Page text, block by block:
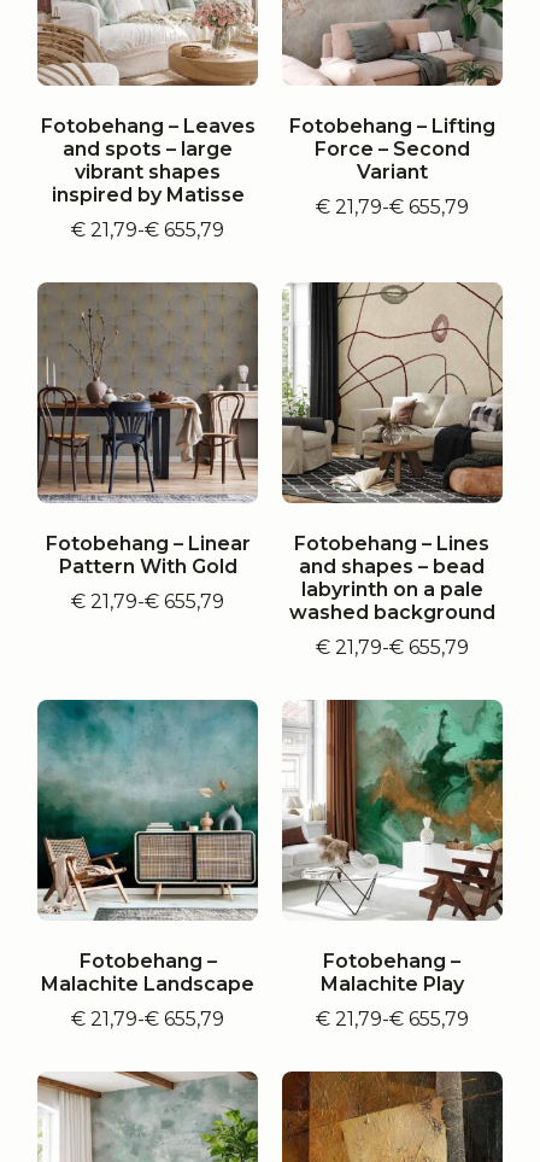
Fotobehang – Leaves
and spots – large
vibrant shapes
inspired by Matisse
€ 21,79-€ 655,79
Prijsklasse:
tot
€ 655,79
Fotobehang – Lifting
Force – Second
Variant
€21,79-€655,79
Prijsklasse:
€ 655,79
Fotobehang – Linear
Pattern With Gold
€ 21,79-€ 655,79
Prijsklasse:
Fotobehang – Lines
and shapes – bead
labyrinth on a pale
washed background
€21,79-€655,79
Prijsklasse:
tot
€ 655,79
Fotobehang –
Malachite Landscape
€ 21,79-€ 655,79
Prijsklasse:
tot
€ 655,79
Fotobehang –
Malachite Play
€21,79-€655,79
Prijsklasse:
tot
€ 655,79